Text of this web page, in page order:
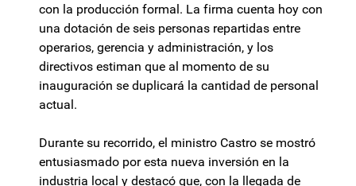
con la producción formal. La firma cuenta hoy con
una dotación de seis personas repartidas entre
operarios, gerencia y administración, y los
directivos estiman que al momento de su
inauguración se duplicará la cantidad de personal
actual.
Durante su recorrido, el ministro Castro se mostró
entusiasmado por esta nueva inversión en la
industria local y destacó que, con la llegada de